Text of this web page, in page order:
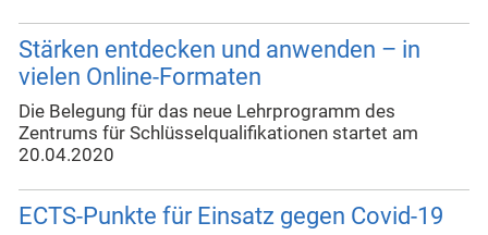
Stärken entdecken und anwenden – in
vielen Online-Formaten
Die Belegung für das neue Lehrprogramm des
Zentrums für Schlüsselqualifikationen startet am
20.04.2020
ECTS-Punkte für Einsatz gegen Covid-19